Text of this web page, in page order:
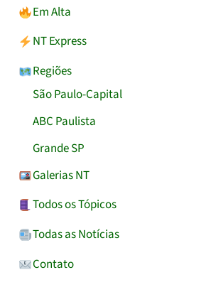
Em Alta
NT Express
Regiões
São Paulo-Capital
ABC Paulista
Grande SP
Galerias NT
Todos os Tópicos
Todas as Notícias
Contato